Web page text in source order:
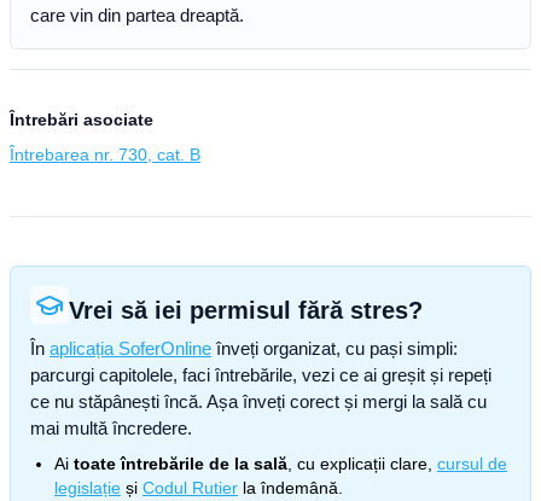
care vin din partea dreaptă.
Întrebări asociate
Întrebarea nr. 730, cat. B
Vrei să iei permisul fără stres?
În aplicația SoferOnline înveți organizat, cu pași simpli:
parcurgi capitolele, faci întrebările, vezi ce ai greșit și repeți
ce nu stăpânești încă. Așa înveți corect și mergi la sală cu
mai multă încredere.
Ai toate întrebările de la sală , cu explicații clare, cursul de
legislație și Codul Rutier la îndemână.